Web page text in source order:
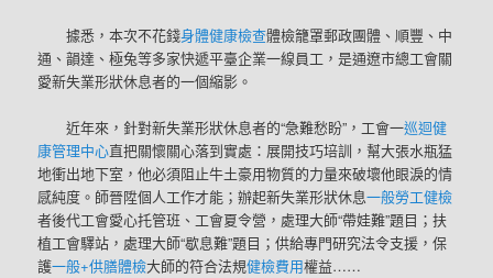
據悉，本次不花錢身體健康檢查體檢籠罩郵政團體、順豐、中
通、韻達、極兔等多家快遞平臺企業一線員工，是通遼市總工會關
愛新失業形狀休息者的一個縮影。
近年來，針對新失業形狀休息者的“急難愁盼”，工會一巡迴健
康管理中心直把關懷關心落到實處：展開技巧培訓，幫大張水瓶猛
地衝出地下室，他必須阻止牛土豪用物質的力量來破壞他眼淚的情
感純度。師晉陞個人工作才能；辦起新失業形狀休息一般勞工健檢
者後代工會愛心托管班、工會夏令營，處理大師“帶娃難”題目；扶
植工會驛站，處理大師“歇息難”題目；供給專門研究法令支援，保
護一般+供膳體檢大師的符合法規健檢費用權益……